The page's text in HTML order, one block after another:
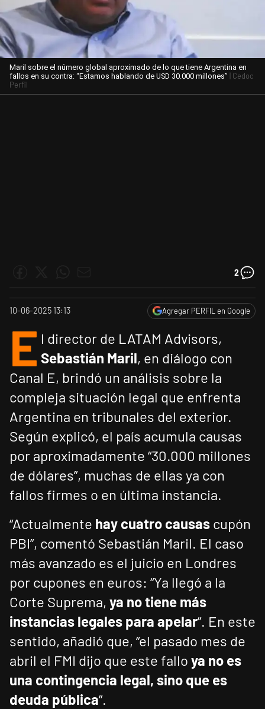
Maril sobre el número global aproximado de lo que tiene Argentina en
fallos en su contra: “Estamos hablando de USD 30.000 millones” | Cedoc
Perfil
2
10-06-2025 13:13 Agregar PERFIL en Google
E l director de LATAM Advisors,
Sebastián Maril, en diálogo con
Canal E, brindó un análisis sobre la
compleja situación legal que enfrenta
Argentina en tribunales del exterior.
Según explicó, el país acumula causas
por aproximadamente “30.000 millones
de dólares”, muchas de ellas ya con
fallos firmes o en última instancia.
“Actualmente hay cuatro causas cupón
PBI”, comentó Sebastián Maril. El caso
más avanzado es el juicio en Londres
por cupones en euros: “Ya llegó a la
Corte Suprema, ya no tiene más
instancias legales para apelar”. En este
sentido, añadió que, “el pasado mes de
abril el FMI dijo que este fallo ya no es
una contingencia legal, sino que es
deuda pública”.